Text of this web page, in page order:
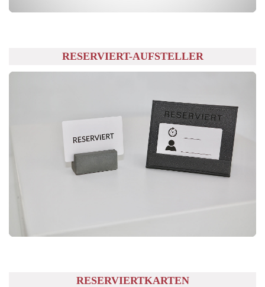
RESERVIERT-AUFSTELLER
RESERVIERTKARTEN